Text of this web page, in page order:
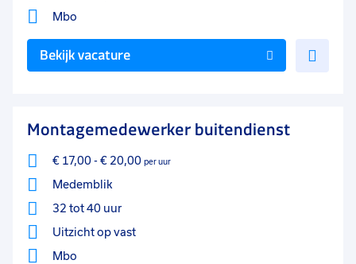
Mbo
Bekijk vacature
Montagemedewerker buitendienst
€ 17,00- € 20,00 per uur
Medemblik
32 tot 40 uur
Uitzicht op vast
Mbo